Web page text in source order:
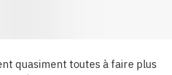
quasiment toutes à faire plus